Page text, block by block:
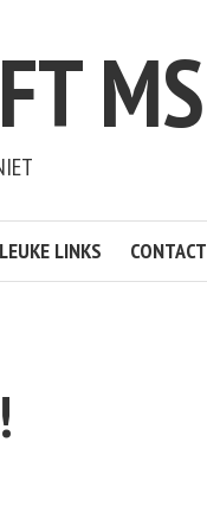
MS
LEUKE LINKS CONTACT